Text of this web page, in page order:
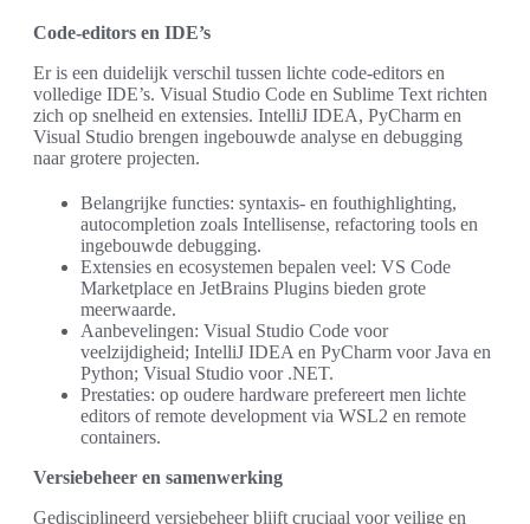
Code-editors en IDE’s
Er is een duidelijk verschil tussen lichte code-editors en
volledige IDE’s. Visual Studio Code en Sublime Text richten
zich op snelheid en extensies. IntelliJ IDEA, PyCharm en
Visual Studio brengen ingebouwde analyse en debugging
naar grotere projecten.
Belangrijke functies: syntaxis- en fouthighlighting,
autocompletion zoals Intellisense, refactoring tools en
ingebouwde debugging.
Extensies en ecosystemen bepalen veel: VS Code
Marketplace en JetBrains Plugins bieden grote
meerwaarde.
Aanbevelingen: Visual Studio Code voor
veelzijdigheid; IntelliJ IDEA en PyCharm voor Java en
Python; Visual Studio voor .NET.
Prestaties: op oudere hardware prefereert men lichte
editors of remote development via WSL2 en remote
containers.
Versiebeheer en samenwerking
Gedisciplineerd versiebeheer blijft cruciaal voor veilige en